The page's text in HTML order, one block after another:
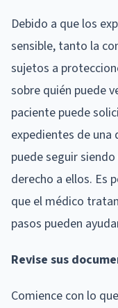
Debido a que los
sensible, tanto la
sujetos a
sobre quién puede
paciente puede
expedientes de
puede seguir
derecho a ellos. Es
que el médico
pasos pueden
Revise sus
Comience con lo